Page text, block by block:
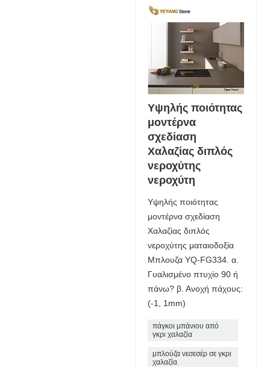
Υψηλής ποιότητας
μοντέρνα
σχεδίαση
Χαλαζίας διπλός
νεροχύτης
νεροχύτη
Υψηλής ποιότητας
μοντέρνα σχεδίαση
Χαλαζίας διπλός
νεροχύτης ματαιοδοξία
Μπλουζα YQ-FG334. α.
Γυαλισμένο πτυχίο 90 ή
πάνω? β. Ανοχή πάχους:
(-1, 1mm)
πάγκοι μπάνιου από
γκρι χαλαζία
μπλούζα νεσεσέρ σε γκρι
χαλαζία